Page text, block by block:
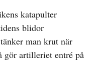
katapulter
blidor
man krut när
gör artilleriet entré på